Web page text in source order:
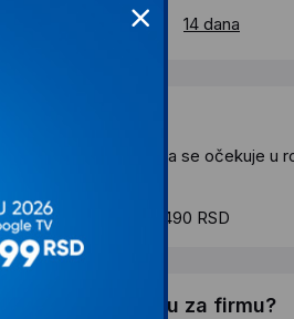
Pravo povrata
14 dana
Standardna dostava se očekuje u
Troskovi dostave 490 RSD
Želite li ponudu za firmu?